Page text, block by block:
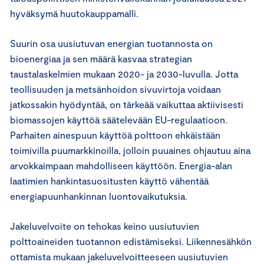
hyväksymä huutokauppamalli.
Suurin osa uusiutuvan energian tuotannosta on
bioenergiaa ja sen määrä kasvaa strategian
taustalaskelmien mukaan 2020- ja 2030-luvulla. Jotta
teollisuuden ja metsänhoidon sivuvirtoja voidaan
jatkossakin hyödyntää, on tärkeää vaikuttaa aktiivisesti
biomassojen käyttöä säätelevään EU-regulaatioon.
Parhaiten ainespuun käyttöä polttoon ehkäistään
toimivilla puumarkkinoilla, jolloin puuaines ohjautuu aina
arvokkaimpaan mahdolliseen käyttöön. Energia-alan
laatimien hankintasuositusten käyttö vähentää
energiapuunhankinnan luontovaikutuksia.
Jakeluvelvoite on tehokas keino uusiutuvien
polttoaineiden tuotannon edistämiseksi. Liikennesähkön
ottamista mukaan jakeluvelvoitteeseen uusiutuvien